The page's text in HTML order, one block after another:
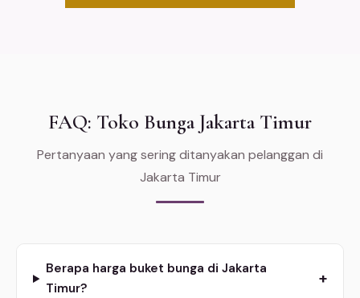
FAQ: Toko Bunga Jakarta Timur
Pertanyaan yang sering ditanyakan pelanggan di
Jakarta Timur
Berapa harga buket bunga di Jakarta
Timur?
+